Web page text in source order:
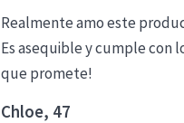
Realmente amo este
Es asequible y cumple con
que promete!
Chloe, 47